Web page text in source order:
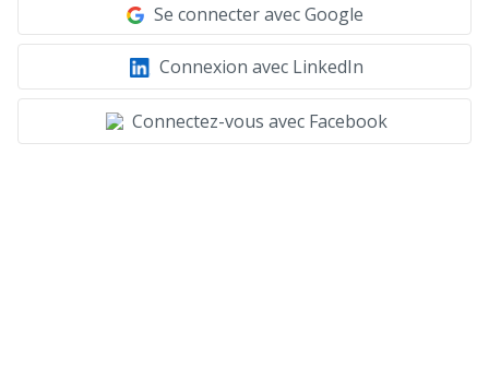
Se connecter avec Google
Connexion avec LinkedIn
Connectez-vous avec Facebook